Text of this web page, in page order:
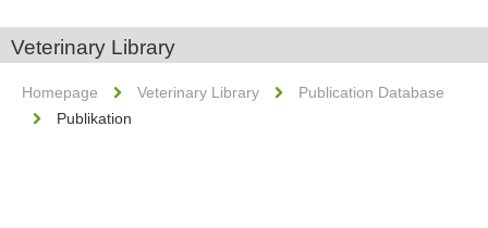
Veterinary Library
Homepage Veterinary Library
Publication Database
Publikation